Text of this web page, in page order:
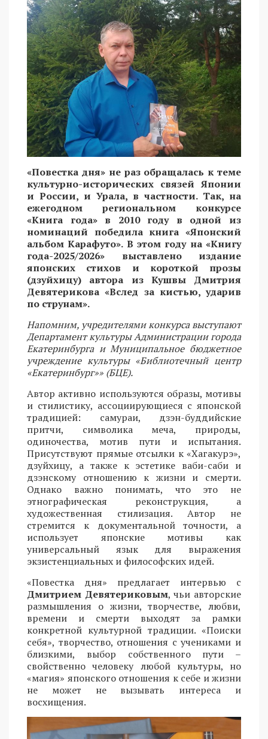
«Повестка дня» не раз обращалась к теме
культурно-исторических связей Японии
и России, и Урала, в частности. Так, на
ежегодном региональном конкурсе
«Книга года» в 2010 году в одной из
номинаций победила книга «Японский
альбом Карафуто». В этом году на «Книгу
года-2025/2026» выставлено издание
японских стихов и короткой прозы
(дзуйхицу) автора из Кушвы Дмитрия
Девятерикова «Вслед за кистью, ударив
по струнам».
Напомним, учредителями конкурса выступают
Департамент культуры Администрации города
Екатеринбурга и Муниципальное бюджетное
учреждение культуры «Библиотечный центр
«Екатеринбург»» (БЦЕ).
Автор активно используются образы, мотивы
и стилистику, ассоциирующиеся с японской
традицией: самураи, дзэн-буддийские
притчи, символика меча, природы,
одиночества, мотив пути и испытания.
Присутствуют прямые отсылки к «Хагакурэ»,
дзуйхицу, а также к эстетике ваби-саби и
дзэнскому отношению к жизни и смерти.
Однако важно понимать, что это не
этнографическая реконструкция, а
художественная стилизация. Автор не
стремится к документальной точности, а
использует японские мотивы как
универсальный язык для выражения
экзистенциальных и философских идей.
«Повестка дня» предлагает интервью с
Дмитрием Девятериковым, чьи авторские
размышления о жизни, творчестве, любви,
времени и смерти выходят за рамки
конкретной культурной традиции. «Поиски
себя», творчество, отношения с учениками и
близкими, выбор собственного пути –
свойственно человеку любой культуры, но
«магия» японского отношения к себе и жизни
не может не вызывать интереса и
восхищения.